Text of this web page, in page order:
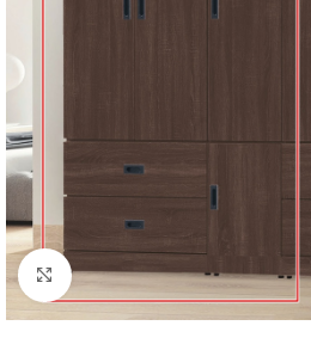
Click to enlarge